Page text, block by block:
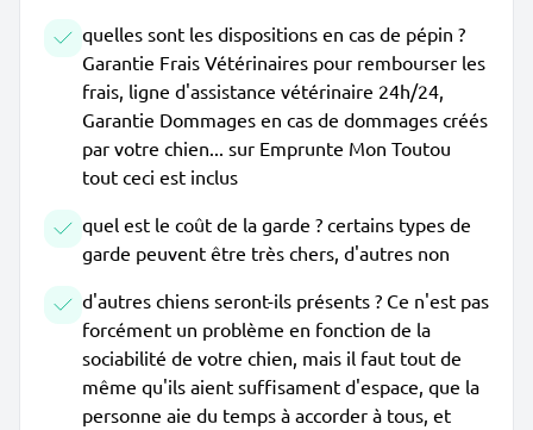
quelles sont les dispositions en cas de pépin ?
Garantie Frais Vétérinaires pour rembourser les
frais, ligne d'assistance vétérinaire 24h/24,
Garantie Dommages en cas de dommages créés
par votre chien... sur Emprunte Mon Toutou
tout ceci est inclus
quel est le coût de la garde ? certains types de
garde peuvent être très chers, d'autres non
d'autres chiens seront-ils présents ? Ce n'est pas
forcément un problème en fonction de la
sociabilité de votre chien, mais il faut tout de
même qu'ils aient suffisament d'espace, que la
personne aie du temps à accorder à tous, et